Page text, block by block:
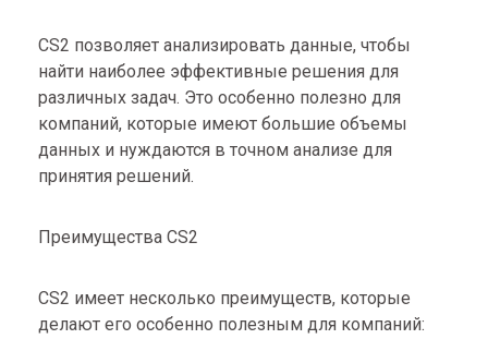
CS2 позволяет анализировать данные, чтобы
найти наиболее эффективные решения для
различных задач. Это особенно полезно для
компаний, которые имеют большие объемы
данных и нуждаются в точном анализе для
принятия решений.
Преимущества CS2
CS2 имеет несколько преимуществ, которые
делают его особенно полезным для компаний: